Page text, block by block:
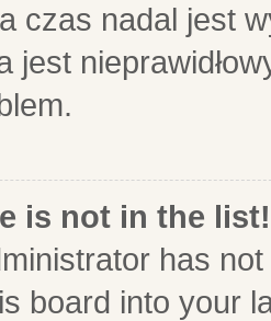
czas nadal jest
jest
is not in the list!
has
board into your